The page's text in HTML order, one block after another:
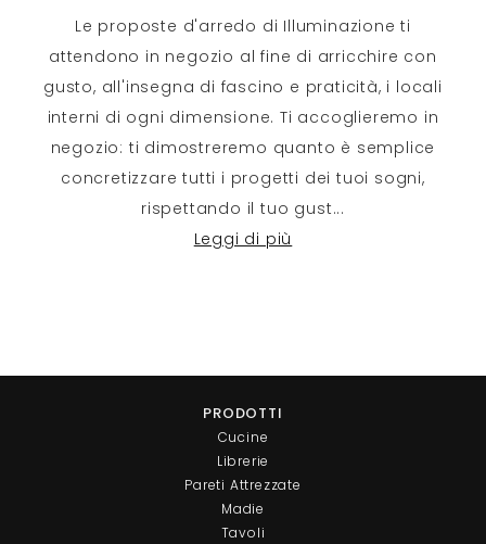
Le proposte d'arredo di Illuminazione ti
attendono in negozio al fine di arricchire con
gusto, all'insegna di fascino e praticità, i locali
interni di ogni dimensione. Ti accoglieremo in
negozio: ti dimostreremo quanto è semplice
concretizzare tutti i progetti dei tuoi sogni,
rispettando il tuo gust...
Leggi di più
PRODOTTI
Cucine
Librerie
Pareti Attrezzate
Madie
Tavoli